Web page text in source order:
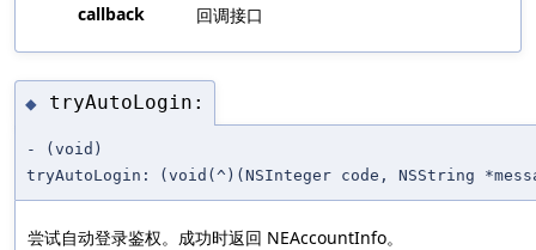
callback
回调接口
◆ tryAutoLogin:
- (void)
tryAutoLogin:
(void(^)(NSInteger code, NSString
尝试自动登录鉴权。成功时返回 NEAccountInfo。